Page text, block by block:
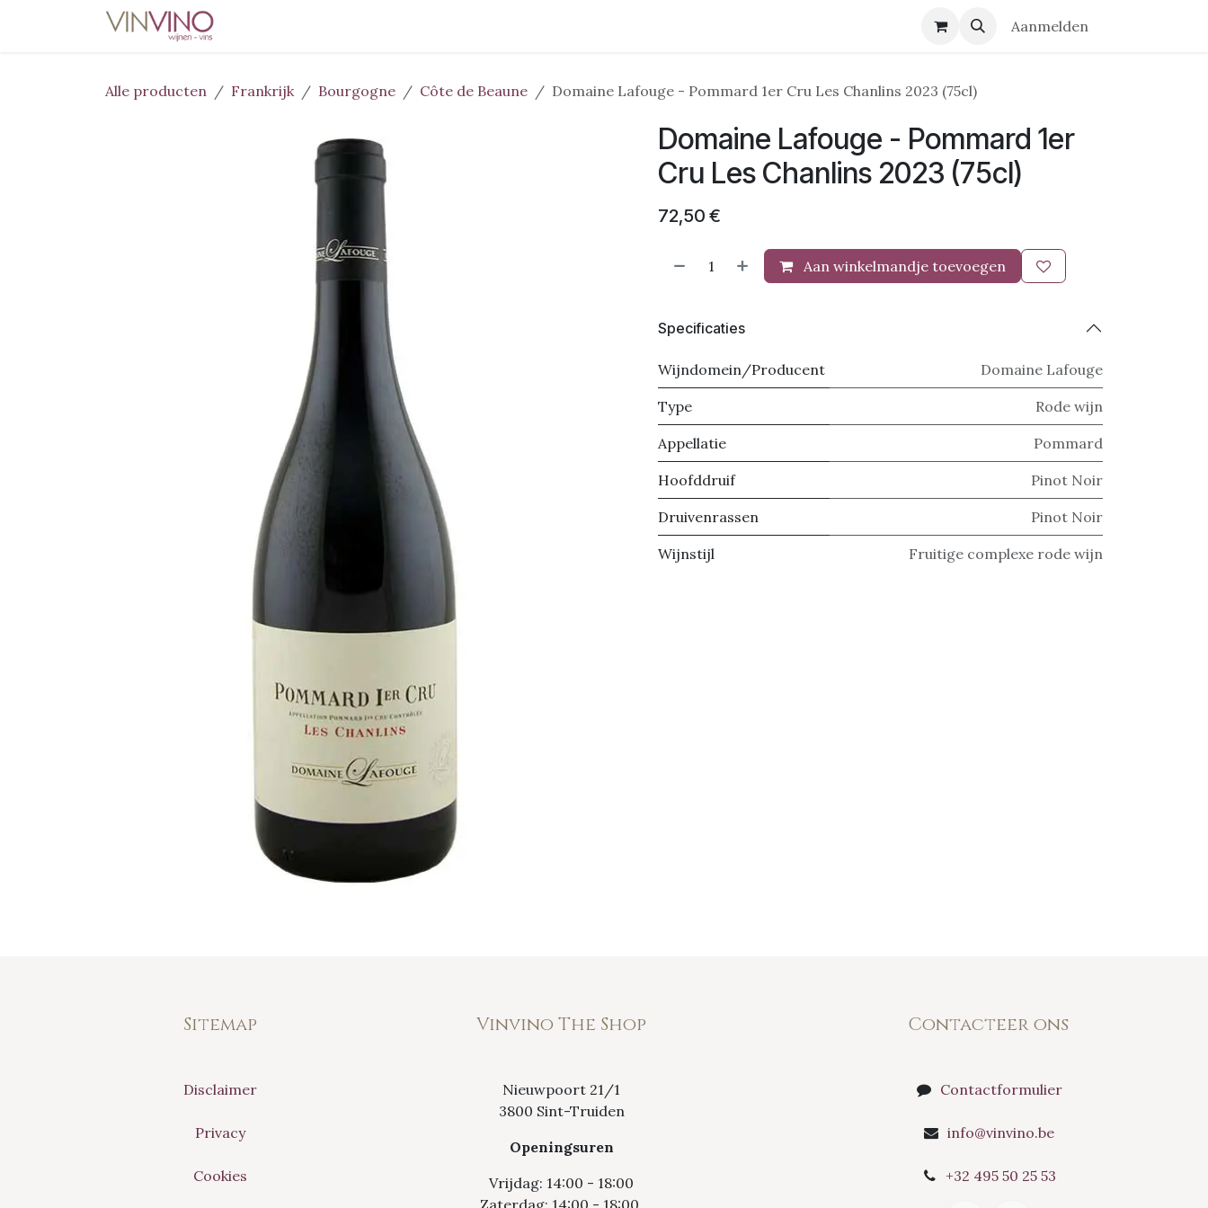
Overslaan naar inhoud
Aanmelden
Alle producten Frankrijk Bourgogne Côte de Beaune Domaine Lafouge - Pommard 1er Cru Les Chanlins 2023 (75cl)
Domaine Lafouge - Pommard 1er
Cru Les Chanlins 2023 (75cl)
72,50 €
Aan winkelmandje toevoegen
Specificaties
Wijndomein/Producent Domaine Lafouge
Type Rode wijn
Appellatie Pommard
Hoofddruif Pinot Noir
Druivenrassen Pinot Noir
Wijnstijl Fruitige complexe rode wijn
Sitemap
Disclaimer
Privacy
Cookies
Vinvino The Shop
Nieuwpoort 21/1
3800 Sint-Truiden
Openingsuren
Vrijdag: 14:00 - 18:00
Zaterdag: 14:00 - 18:00
Contacteer ons
Contactformulier
info@vinvino.be
+32 495 50 25 53